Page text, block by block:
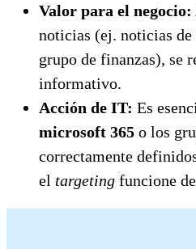
Valor para el negocio:
noticias (ej. noticias de
grupo de finanzas), se
informativo.
Acción de IT: Es
microsoft 365 o los
correctamente
el targeting funcione